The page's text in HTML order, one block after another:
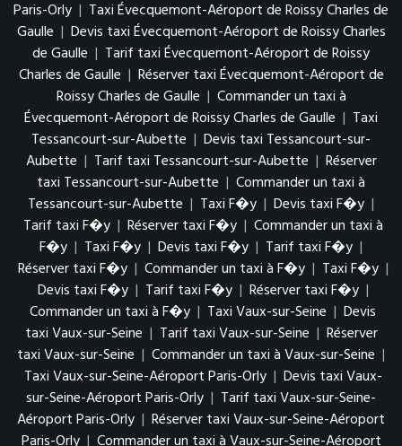
Paris-Orly | Taxi Évecquemont-Aéroport de Roissy Charles de
Gaulle | Devis taxi Évecquemont-Aéroport de Roissy Charles
de Gaulle | Tarif taxi Évecquemont-Aéroport de Roissy
Charles de Gaulle | Réserver taxi Évecquemont-Aéroport de
Roissy Charles de Gaulle | Commander un taxi à
Évecquemont-Aéroport de Roissy Charles de Gaulle | Taxi
Tessancourt-sur-Aubette | Devis taxi Tessancourt-sur-
Aubette | Tarif taxi Tessancourt-sur-Aubette | Réserver
taxi Tessancourt-sur-Aubette | Commander un taxi à
Tessancourt-sur-Aubette | Taxi F�y | Devis taxi F�y |
Tarif taxi F�y | Réserver taxi F�y | Commander un taxi à
F�y | Taxi F�y | Devis taxi F�y | Tarif taxi F�y |
Réserver taxi F�y | Commander un taxi à F�y | Taxi F�y |
Devis taxi F�y | Tarif taxi F�y | Réserver taxi F�y |
Commander un taxi à F�y | Taxi Vaux-sur-Seine | Devis
taxi Vaux-sur-Seine | Tarif taxi Vaux-sur-Seine | Réserver
taxi Vaux-sur-Seine | Commander un taxi à Vaux-sur-Seine |
Taxi Vaux-sur-Seine-Aéroport Paris-Orly | Devis taxi Vaux-
sur-Seine-Aéroport Paris-Orly | Tarif taxi Vaux-sur-Seine-
Aéroport Paris-Orly | Réserver taxi Vaux-sur-Seine-Aéroport